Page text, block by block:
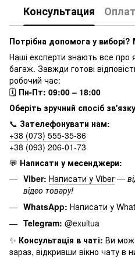
Консультация
Потрібна допомога у
Наші експерти знають все про
багаж. Завжди готові
робочий час:
🗓 Пн-Пт: 09:00 – 18:00
Оберіть зручний спосіб
📞 Зателефонувати нам:
+38 (073) 555-35-86
+38 (093) 206-01-73
💬 Написати у месенджери:
Viber: Написати у Viber —
відео товару!
WhatsApp: Написати у
Telegram: @exultua
✨ Консультація в чаті: Ви
зараз, відкривши вікно чату в